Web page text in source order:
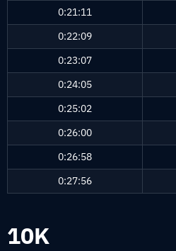
0:21:11
0:22:09
0:23:07
0:24:05
0:25:02
0:26:00
0:26:58
0:27:56
10K